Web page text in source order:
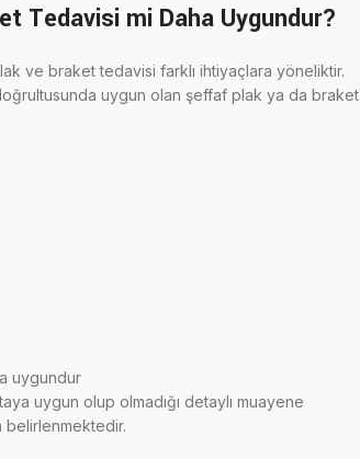
Tedavisi mi Daha Uygundur?
ve braket tedavisi farklı ihtiyaçlara yöneliktir.
uygun olan şeffaf plak ya da braket
uygundur
uygun olup olmadığı detaylı muayene
belirlenmektedir.